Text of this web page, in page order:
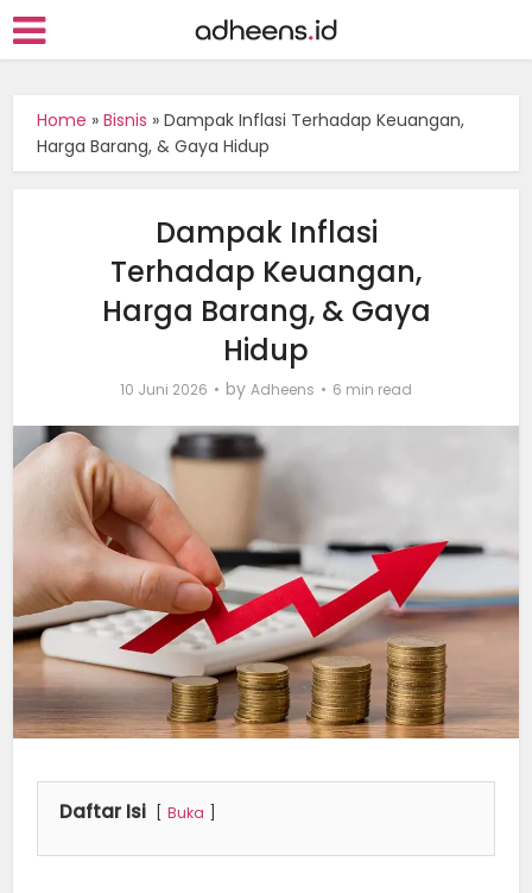
Home »Bisnis »Dampak Inflasi Terhadap Keuangan,
Harga Barang, & Gaya Hidup
Dampak Inflasi
Terhadap Keuangan,
Harga Barang, & Gaya
Hidup
10 Juni 2026 by Adheens 6 min read
Daftar Isi Buka